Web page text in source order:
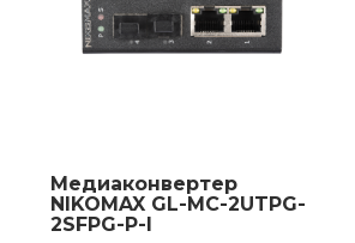
Медиаконвертер
NIKOMAX GL-MC-2UTPG-
2SFPG-P-I